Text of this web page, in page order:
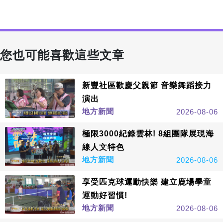
您也可能喜歡這些文章
新豐社區歡慶父親節 音樂舞蹈接力
演出
地方新聞
2026-08-06
極限3000紀錄雲林! 8組團隊展現海
線人文特色
地方新聞
2026-08-06
享受匹克球運動快樂 建立鹿場學童
運動好習慣!
地方新聞
2026-08-06